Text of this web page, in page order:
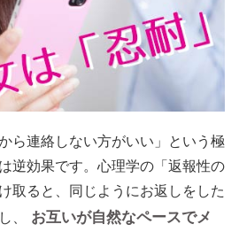
ら連絡しない方がいい」という極
逆効果です。心理学の「返報性の
取ると、同じようにお返しをした
、
お互いが自然なペースでメ